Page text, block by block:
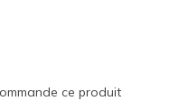
ce produit